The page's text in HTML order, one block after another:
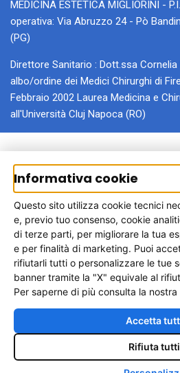
MEDICINA ESTETICA MIGLIORINI -
operativa: Via Abruzzo 24 - Pò
(PG)
Direttore Sanitario : Dott.ssa
albo/ordine dei Medici Chirurghi di
Febbraio 2002 Laurea Medicina e
all'Università Cluj Napoca (RO)
Autotrapianto per
Trova rapidamente la regione di tuo
pagina generale dedicata
Umbria
Lazio Lombardia
Campania Sicilia
Vedi tutte
Informativa cookie
Questo sito utilizza cookie tecnici
e, previo tuo consenso, cookie
di terze parti, per migliorare la tua
e per finalità di marketing. Puoi
rifiutarli tutti o personalizzare le tue
banner tramite la "X" equivale al
Per saperne di più consulta la nostra
Accetta
Rifiuta tutti